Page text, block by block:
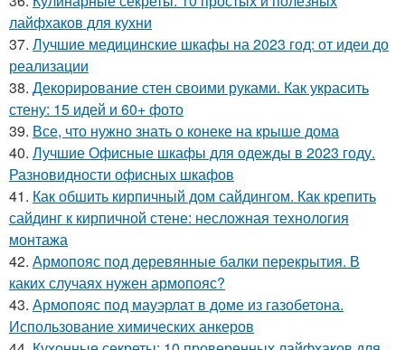
лайфхаков для кухни
37. Лучшие медицинские шкафы на 2023 год: от идеи до
реализации
38. Декорирование стен своими руками. Как украсить
стену: 15 идей и 60+ фото
39. Все, что нужно знать о конеке на крыше дома
40. Лучшие Офисные шкафы для одежды в 2023 году.
Разновидности офисных шкафов
41. Как обшить кирпичный дом сайдингом. Как крепить
сайдинг к кирпичной стене: несложная технология
монтажа
42. Армопояс под деревянные балки перекрытия. В
каких случаях нужен армопояс?
43. Армопояс под мауэрлат в доме из газобетона.
Использование химических анкеров